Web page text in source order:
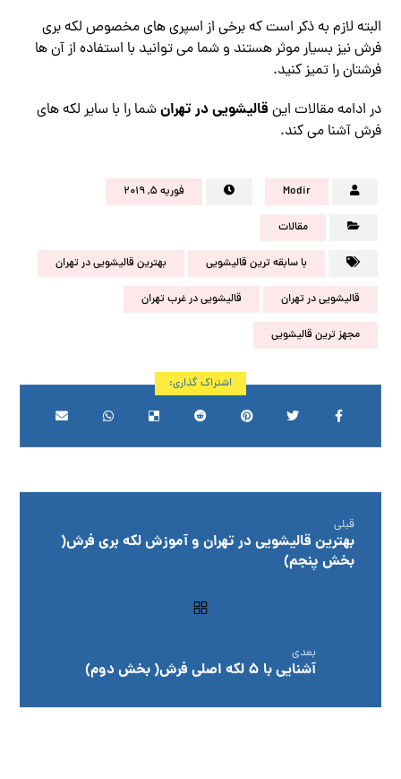
البته لازم به ذکر است که برخی از اسپری های مخصوص لکه بری
فرش نیز بسیار موثر هستند و شما می توانید با استفاده از آن ها
فرشتان را تمیز کنید.
در ادامه مقالات این قالیشویی در تهرانشما را با سایر لکه های
فرش آشنا می کند.
Modir فوریه ۵, ۲۰۱۹
مقالات
با سابقه ترین قالیشویی بهترین قالیشویی در تهران
قالیشویی در تهران قالیشویی در غرب تهران
مجهز ترین قالیشویی
قبلی
بهترین قالیشویی در تهران و آموزش لکه بری فرش(
بخش پنجم)
بعدی
آشنایی با 5 لکه اصلی فرش( بخش دوم)